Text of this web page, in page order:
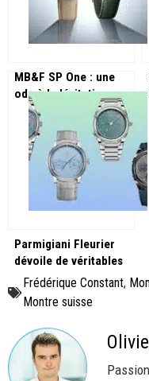
MB&F SP One : une
ode à la lévitation
horlogère !
Parmigiani Fleurier
dévoile de véritables
chefs-d’œuvre à
W&W2025 !
Frédérique Constant,
Montre suisse